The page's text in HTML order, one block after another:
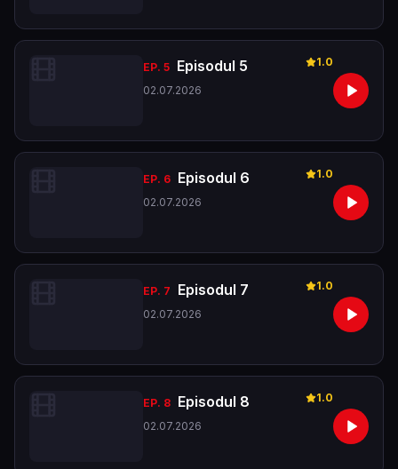
EP. 5 Episodul 5 1.0
02.07.2026
EP. 6 Episodul 6 1.0
02.07.2026
EP. 7 Episodul 7 1.0
02.07.2026
EP. 8 Episodul 8 1.0
02.07.2026